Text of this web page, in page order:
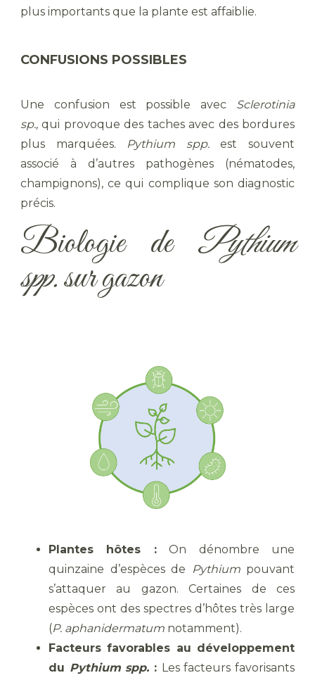
plus importants que la plante est affaiblie.
CONFUSIONS POSSIBLES
Une confusion est possible avec Sclerotinia
sp., qui provoque des taches avec des bordures
plus marquées. Pythium spp.est souvent
associé à d’autres pathogènes (nématodes,
champignons), ce qui complique son diagnostic
précis.
Biologie de Pythium
spp.sur gazon
Plantes hôtes :On dénombre une
quinzaine d’espèces de
Pythiumpouvant
s’attaquer au gazon. Certaines de ces
espèces ont des spectres d’hôtes très large
(P. aphanidermatum notamment).
Facteurs favorables au développement
du Pythium spp. : Les facteurs favorisants